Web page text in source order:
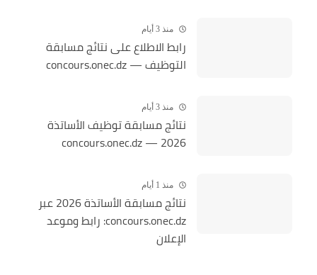
منذ 3 أيام
رابط الاطلاع على نتائج مسابقة
التوظيف — concours.onec.dz
منذ 3 أيام
نتائج مسابقة توظيف الأساتذة
2026 — concours.onec.dz
منذ 1 أيام
نتائج مسابقة الأساتذة 2026 عبر
concours.onec.dz: رابط وموعد
الإعلان